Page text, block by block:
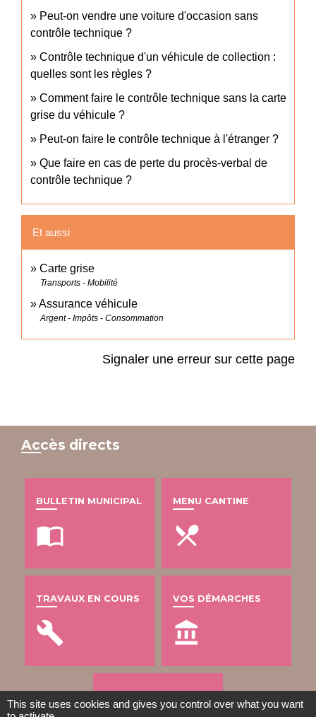
Peut-on vendre une voiture d'occasion sans
contrôle technique ?
Contrôle technique d'un véhicule de collection :
quelles sont les règles ?
Comment faire le contrôle technique sans la carte
grise du véhicule ?
Peut-on faire le contrôle technique à l'étranger ?
Que faire en cas de perte du procès-verbal de
contrôle technique ?
Et aussi
Carte grise
Transports - Mobilité
Assurance véhicule
Argent - Impôts - Consommation
Signaler une erreur sur cette page
Accès directs
BULLETIN MUNICIPAL
import_contacts
MENU CANTINE
local_dining
TRAVAUX EN COURS
build
VOS DÉMARCHES
account_balance
This site uses cookies and gives you control over what you want